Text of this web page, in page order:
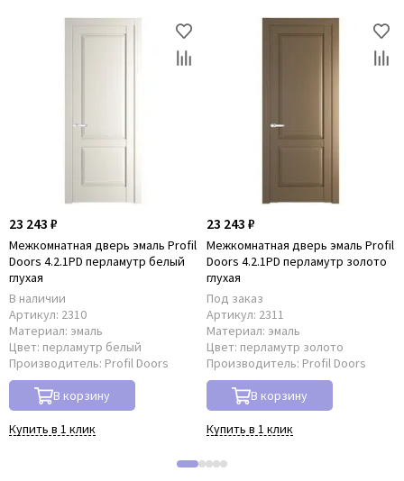
23 243 ₽
Межкомнатная дверь эмаль Profil
Doors 4.2.1PD перламутр белый
глухая
В наличии
Артикул: 2310
Материал: эмаль
Цвет: перламутр белый
Производитель: Profil Doors
В корзину
Купить в 1 клик
23 243 ₽
Межкомнатная дверь эмаль Profil
Doors 4.2.1PD перламутр золото
глухая
Под заказ
Артикул: 2311
Материал: эмаль
Цвет: перламутр золото
Производитель: Profil Doors
В корзину
Купить в 1 клик